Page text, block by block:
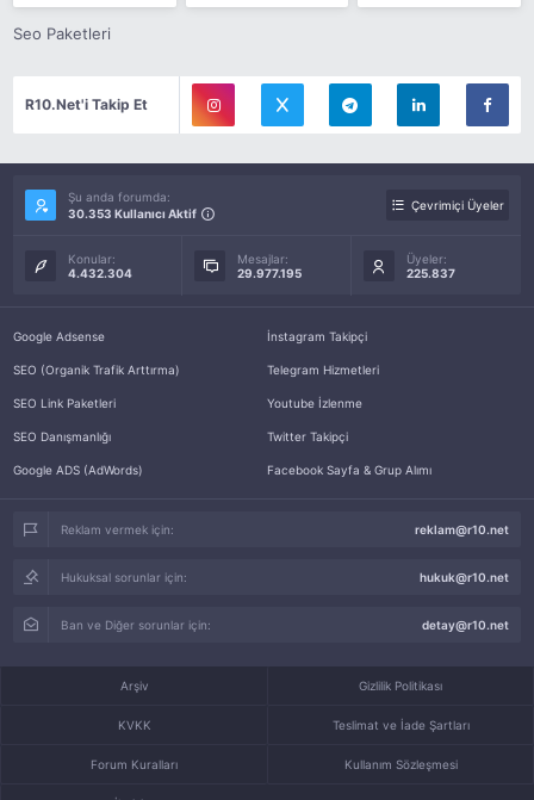
Seo Paketleri
R10.Net'i Takip Et
Şu anda forumda:
30.353 Kullanıcı Aktif
Çevrimiçi Üyeler
Konular:
4.432.304
Mesajlar:
29.977.195
Üyeler:
225.837
Google Adsense
SEO (Organik Trafik Arttırma)
SEO Link Paketleri
SEO Danışmanlığı
Google ADS (AdWords)
İnstagram Takipçi
Telegram Hizmetleri
Youtube İzlenme
Twitter Takipçi
Facebook Sayfa & Grup Alımı
Reklam vermek için: reklam@r10.net
Hukuksal sorunlar için: hukuk@r10.net
Ban ve Diğer sorunlar için: detay@r10.net
Arşiv Gizlilik Politikası
KVKK Teslimat ve İade Şartları
Forum Kuralları Kullanım Sözleşmesi